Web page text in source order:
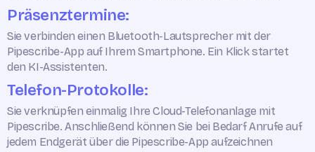
Präsenztermine:
Sie verbinden einen Bluetooth-Lautsprecher mit der
Pipescribe-App auf Ihrem Smartphone. Ein Klick startet
den KI-Assistenten.
Telefon-Protokolle:
Sie verknüpfen einmalig Ihre Cloud-Telefonanlage mit
Pipescribe. Anschließend können Sie bei Bedarf Anrufe auf
jedem Endgerät über die Pipescribe-App aufzeichnen